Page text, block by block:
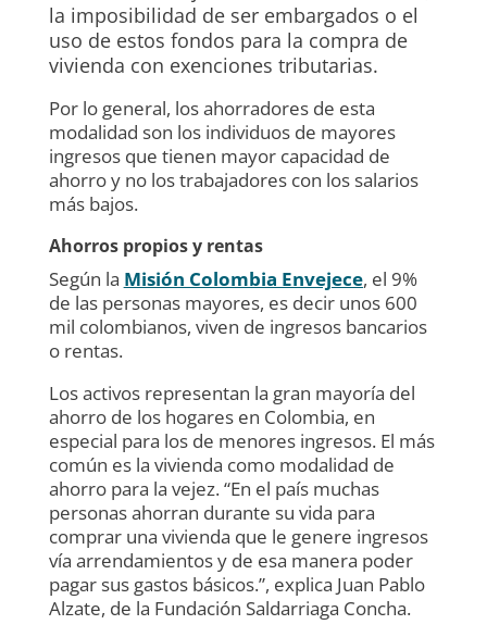
la imposibilidad de ser embargados o el
uso de estos fondos para la compra de
vivienda con exenciones tributarias.
Por lo general, los ahorradores de esta
modalidad son los individuos de mayores
ingresos que tienen mayor capacidad de
ahorro y no los trabajadores con los salarios
más bajos.
Ahorros propios y rentas
Según la Misión Colombia Envejece, el 9%
de las personas mayores, es decir unos 600
mil colombianos, viven de ingresos bancarios
o rentas.
Los activos representan la gran mayoría del
ahorro de los hogares en Colombia, en
especial para los de menores ingresos. El más
común es la vivienda como modalidad de
ahorro para la vejez. “En el país muchas
personas ahorran durante su vida para
comprar una vivienda que le genere ingresos
vía arrendamientos y de esa manera poder
pagar sus gastos básicos.”, explica Juan Pablo
Alzate, de la Fundación Saldarriaga Concha.